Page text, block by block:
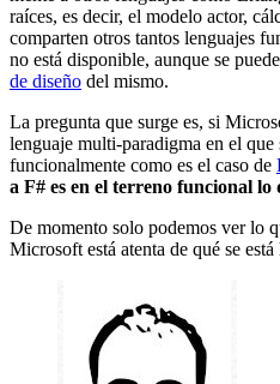
raíces, es decir, el modelo actor,
comparten otros tantos lenguajes
no está disponible, aunque se
de diseño del mismo.
La pregunta que surge es, si
lenguaje multi-paradigma en el que
funcionalmente como es el caso de
a F# es en el terreno funcional lo
De momento solo podemos ver lo
Microsoft está atenta de qué se